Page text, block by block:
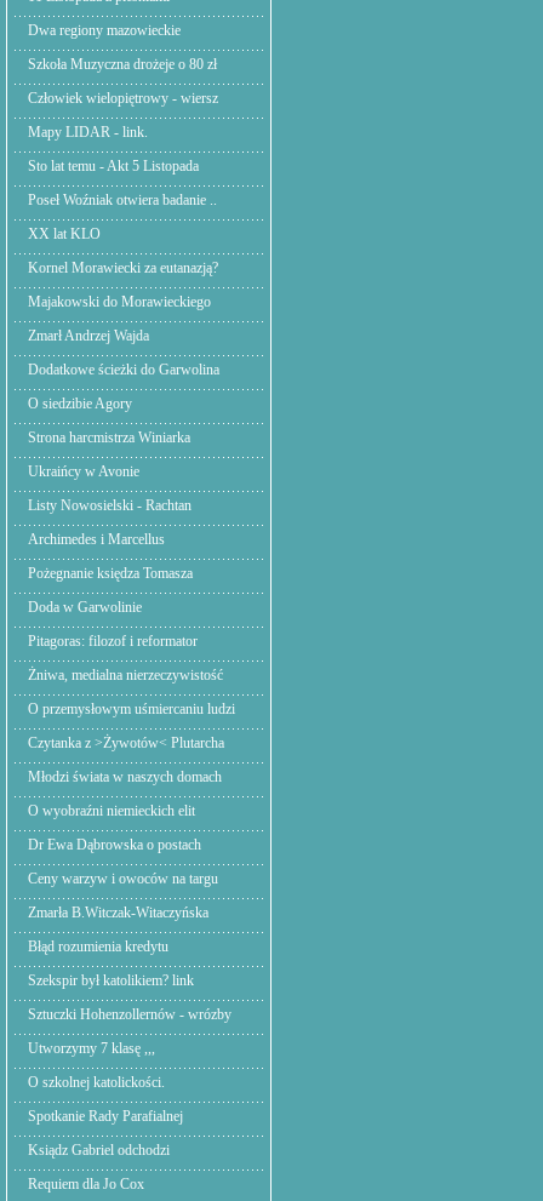
Dwa regiony mazowieckie
Szkoła Muzyczna drożeje o 80 zł
Człowiek wielopiętrowy - wiersz
Mapy LIDAR - link.
Sto lat temu - Akt 5 Listopada
Poseł Woźniak otwiera badanie ..
XX lat KLO
Kornel Morawiecki za eutanazją?
Majakowski do Morawieckiego
Zmarł Andrzej Wajda
Dodatkowe ścieżki do Garwolina
O siedzibie Agory
Strona harcmistrza Winiarka
Ukraińcy w Avonie
Listy Nowosielski - Rachtan
Archimedes i Marcellus
Pożegnanie księdza Tomasza
Doda w Garwolinie
Pitagoras: filozof i reformator
Żniwa, medialna nierzeczywistość
O przemysłowym uśmiercaniu ludzi
Czytanka z >Żywotów< Plutarcha
Młodzi świata w naszych domach
O wyobraźni niemieckich elit
Dr Ewa Dąbrowska o postach
Ceny warzyw i owoców na targu
Zmarła B.Witczak-Witaczyńska
Błąd rozumienia kredytu
Szekspir był katolikiem? link
Sztuczki Hohenzollernów - wrózby
Utworzymy 7 klasę ,,,
O szkolnej katolickości.
Spotkanie Rady Parafialnej
Ksiądz Gabriel odchodzi
Requiem dla Jo Cox